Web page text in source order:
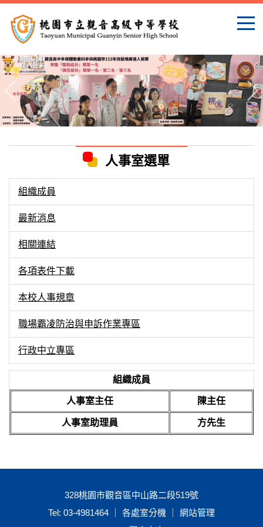
到
主
內
容
區
人事室選單
組織成員
最新消息
相關連結
各項表件下載
本校人事規章
職場霸凌防治與申訴作業專區
行政中立專區
組織成員
人事室主任 陳主任
人事室助理員 方先生
328桃園市觀音區中山路二段519號
Tel: 03-4981464 ｜ 各處室分機 ｜ 網站管理